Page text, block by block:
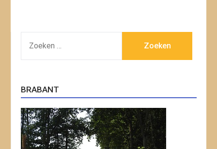
NAAR:
BRABANT